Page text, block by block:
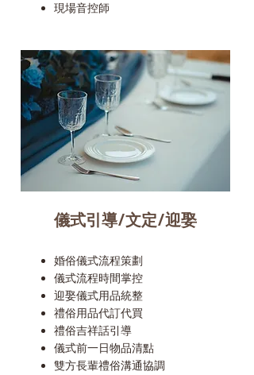
現場音控師
儀式引導/文定/迎娶
婚俗儀式流程策劃
儀式流程時間掌控
迎娶儀式用品統整
禮俗用品代訂代買
禮俗吉祥話引導
儀式前一日物品清點
雙方長輩禮俗溝通協調